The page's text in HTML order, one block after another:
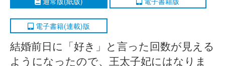
電子書籍(連載)版
結婚前日に「好き」と言った回数が見える
ようになったので、王太子妃にはなりま